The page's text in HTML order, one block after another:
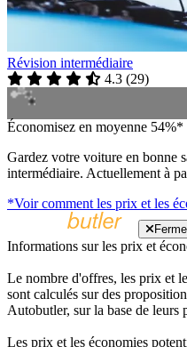
Révision intermédiaire
4.3 (29)
Économisez en moyenne 54%*
Gardez votre voiture en bonne
intermédiaire. Actuellement à
*Voir comment les prix et les
Informations sur les prix et
Le nombre d'offres, les prix et
sont calculés sur des
Autobutler, sur la base de
Les prix et les économies